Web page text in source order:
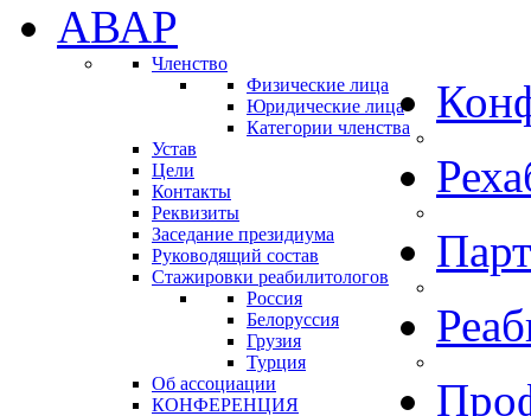
АВАР
Членство
Физические лица
Юридические лица
Категории членства
Устав
Цели
Контакты
Реквизиты
Заседание президиума
Руководящий состав
Стажировки реабилитологов
Россия
Белоруссия
Грузия
Турция
Об ассоциации
КОНФЕРЕНЦИЯ